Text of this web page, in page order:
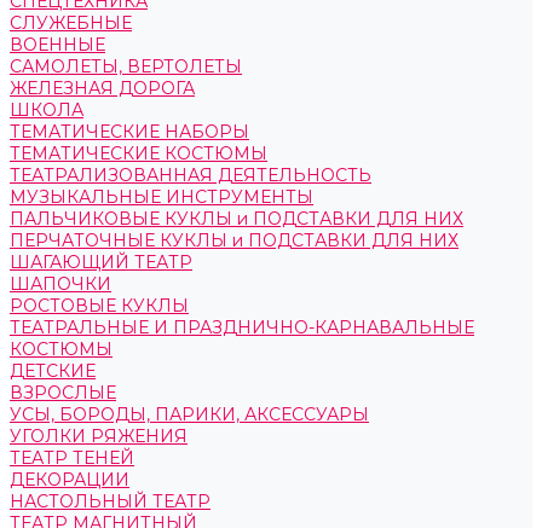
СЛУЖЕБНЫЕ
ВОЕННЫЕ
САМОЛЕТЫ, ВЕРТОЛЕТЫ
ЖЕЛЕЗНАЯ ДОРОГА
ШКОЛА
ТЕМАТИЧЕСКИЕ НАБОРЫ
ТЕМАТИЧЕСКИЕ КОСТЮМЫ
ТЕАТРАЛИЗОВАННАЯ ДЕЯТЕЛЬНОСТЬ
МУЗЫКАЛЬНЫЕ ИНСТРУМЕНТЫ
ПАЛЬЧИКОВЫЕ КУКЛЫ и ПОДСТАВКИ ДЛЯ НИХ
ПЕРЧАТОЧНЫЕ КУКЛЫ и ПОДСТАВКИ ДЛЯ НИХ
ШАГАЮЩИЙ ТЕАТР
ШАПОЧКИ
РОСТОВЫЕ КУКЛЫ
ТЕАТРАЛЬНЫЕ И ПРАЗДНИЧНО-КАРНАВАЛЬНЫЕ
КОСТЮМЫ
ДЕТСКИЕ
ВЗРОСЛЫЕ
УСЫ, БОРОДЫ, ПАРИКИ, АКСЕССУАРЫ
УГОЛКИ РЯЖЕНИЯ
ТЕАТР ТЕНЕЙ
ДЕКОРАЦИИ
НАСТОЛЬНЫЙ ТЕАТР
ТЕАТР МАГНИТНЫЙ